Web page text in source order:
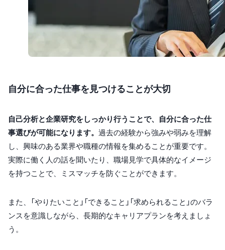
自分に合った仕事を見つけることが大切
自己分析と企業研究をしっかり行うことで、自分に合った仕
事選びが可能になります。 過去の経験から強みや弱みを理解
し、興味のある業界や職種の情報を集めることが重要です。
実際に働く人の話を聞いたり、職場見学で具体的なイメージ
を持つことで、ミスマッチを防ぐことができます。
また、「やりたいこと」「できること」「求められること」のバラ
ンスを意識しながら、長期的なキャリアプランを考えましょ
う。